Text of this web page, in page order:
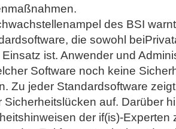
des BSI
die sowohl
ist. Anwender und
Software noch keine
Zu jeder Standardsoftware
Sicherheitslücken auf. Darüber
der if(is)-Experten